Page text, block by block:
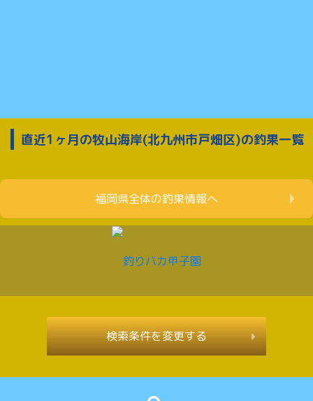
直近1ヶ月の牧山海岸(北九州市戸畑区)の釣果一覧
福岡県全体の釣果情報へ
検索条件を変更する